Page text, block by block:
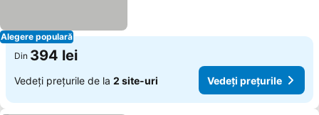
Alegere populară
Din 394 lei
Vedeți prețurile de la 2 site-uri Vedeți prețurile